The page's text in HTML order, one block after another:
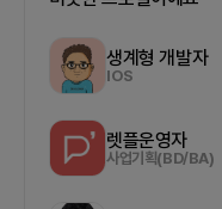
생계형 개발자
IOS
렛플운영자
사업기획(BD/BA)